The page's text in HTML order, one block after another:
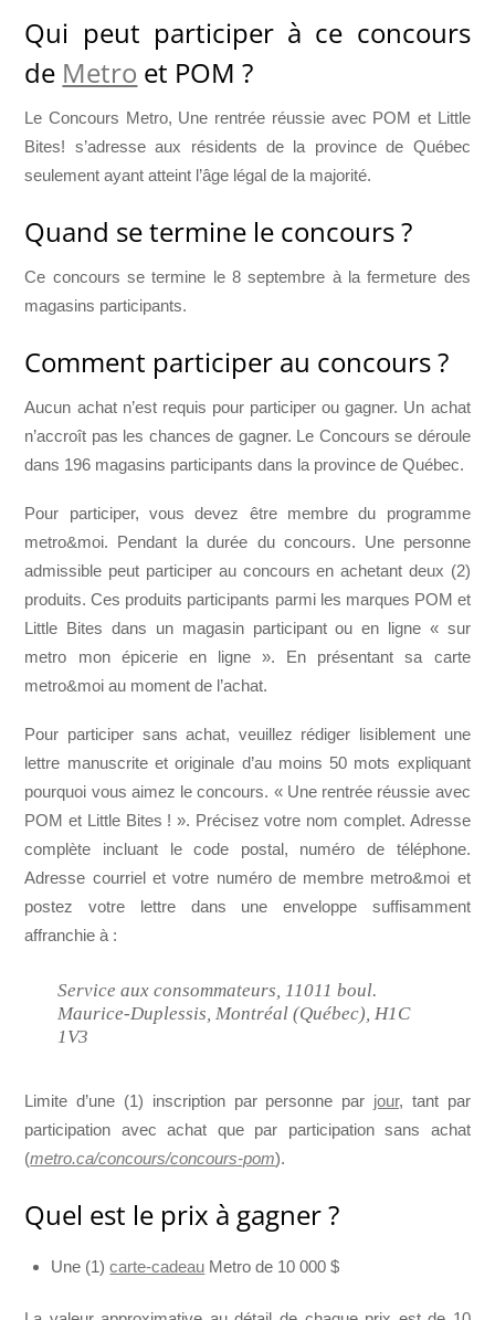
Qui peut participer à ce concours
de Metro et POM ?
Le Concours Metro, Une rentrée réussie avec POM et Little
Bites! s’adresse aux résidents de la province de Québec
seulement ayant atteint l’âge légal de la majorité.
Quand se termine le concours ?
Ce concours se termine le 8 septembre à la fermeture des
magasins participants.
Comment participer au concours ?
Aucun achat n’est requis pour participer ou gagner. Un achat
n’accroît pas les chances de gagner. Le Concours se déroule
dans 196 magasins participants dans la province de Québec.
Pour participer, vous devez être membre du programme
metro&moi. Pendant la durée du concours. Une personne
admissible peut participer au concours en achetant deux (2)
produits. Ces produits participants parmi les marques POM et
Little Bites dans un magasin participant ou en ligne « sur
metro mon épicerie en ligne ». En présentant sa carte
metro&moi au moment de l’achat.
Pour participer sans achat, veuillez rédiger lisiblement une
lettre manuscrite et originale d’au moins 50 mots expliquant
pourquoi vous aimez le concours. « Une rentrée réussie avec
POM et Little Bites ! ». Précisez votre nom complet. Adresse
complète incluant le code postal, numéro de téléphone.
Adresse courriel et votre numéro de membre metro&moi et
postez votre lettre dans une enveloppe suffisamment
affranchie à :
Service aux consommateurs, 11011 boul.
Maurice-Duplessis, Montréal (Québec), H1C
1V3
Limite d’une (1) inscription par personne par jour, tant par
participation avec achat que par participation sans achat
(metro.ca/concours/concours-pom).
Quel est le prix à gagner ?
Une (1)carte-cadeau Metro de 10 000 $